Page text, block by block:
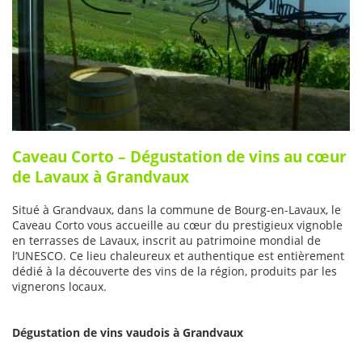
Caveau Corto – Dégustation de vins au cœur
de Lavaux à Grandvaux
Situé à Grandvaux, dans la commune de Bourg-en-Lavaux, le
Caveau Corto vous accueille au cœur du prestigieux vignoble
en terrasses de Lavaux, inscrit au patrimoine mondial de
l’UNESCO. Ce lieu chaleureux et authentique est entièrement
dédié à la découverte des vins de la région, produits par les
vignerons locaux.
Dégustation de vins vaudois à Grandvaux